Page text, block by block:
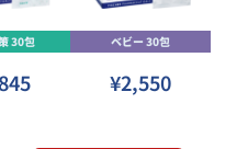
30包 ベビー 30包
¥2,550